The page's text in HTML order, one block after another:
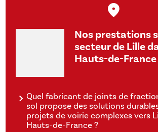
Nos prestations
secteur de Lille
Hauts-de-France
Quel fabricant de joints de
sol propose des solutions
projets de voirie complexes vers
Hauts-de-France ?